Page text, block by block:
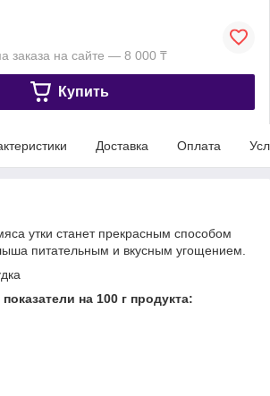
заказа на сайте — 8 000 ₸
Купить
Доставка Оплата
утки станет прекрасным способом
питательным и вкусным угощением.
на 100 г продукта: